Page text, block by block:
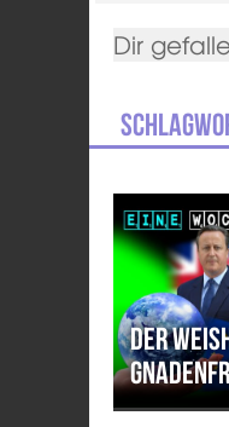
Dir
Der